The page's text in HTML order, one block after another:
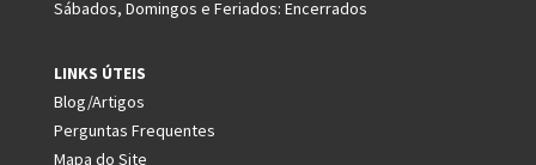
Sábados, Domingos e Feriados: Encerrados
LINKS ÚTEIS
Blog/Artigos
Perguntas Frequentes
Mapa do Site